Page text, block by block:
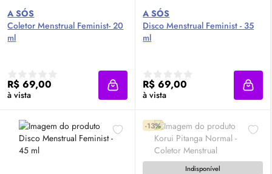
A SÓS
Coletor Menstrual Feminist- 20
ml
R$ 69,00
à vista Adicionar à sacola
A SÓS
Disco Menstrual Feminist - 35
ml
R$ 69,00
à vista
-13%
Indisponível